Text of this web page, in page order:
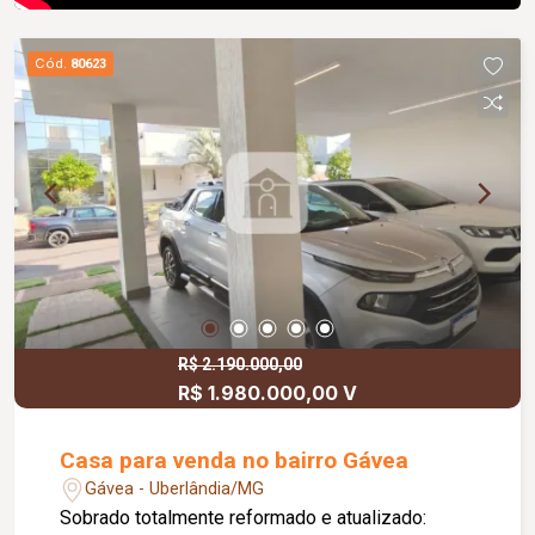
Cód. 80623
R$ 2.190.000,00
R$ 1.980.000,00 V
Casa para venda no bairro Gávea
Gávea - Uberlândia/MG
Sobrado totalmente reformado e atualizado: